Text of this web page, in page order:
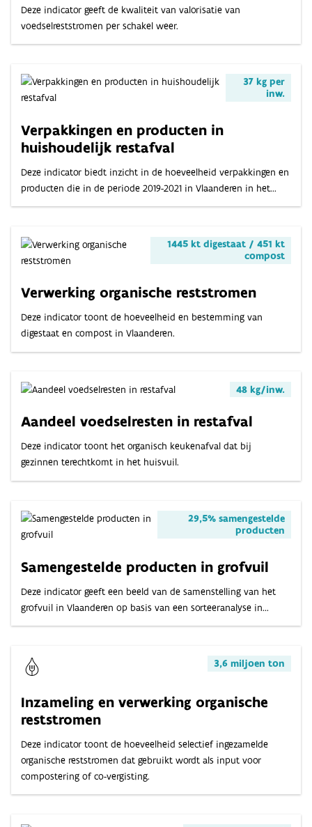
Deze indicator geeft de kwaliteit van valorisatie van
voedselreststromen per schakel weer.
37 kg per
inw.
Verpakkingen en producten in
huishoudelijk restafval
Deze indicator biedt inzicht in de hoeveelheid verpakkingen en
producten die in de periode 2019-2021 in Vlaanderen in het...
1445 kt digestaat / 451 kt
compost
Verwerking organische reststromen
Deze indicator toont de hoeveelheid en bestemming van
digestaat en compost in Vlaanderen.
48 kg/inw.
Aandeel voedselresten in restafval
Deze indicator toont het organisch keukenafval dat bij
gezinnen terechtkomt in het huisvuil.
29,5% samengestelde
producten
Samengestelde producten in grofvuil
Deze indicator geeft een beeld van de samenstelling van het
grofvuil in Vlaanderen op basis van een sorteeranalyse in...
3,6 miljoen ton
Inzameling en verwerking organische
reststromen
Deze indicator toont de hoeveelheid selectief ingezamelde
organische reststromen dat gebruikt wordt als input voor
compostering of co-vergisting.